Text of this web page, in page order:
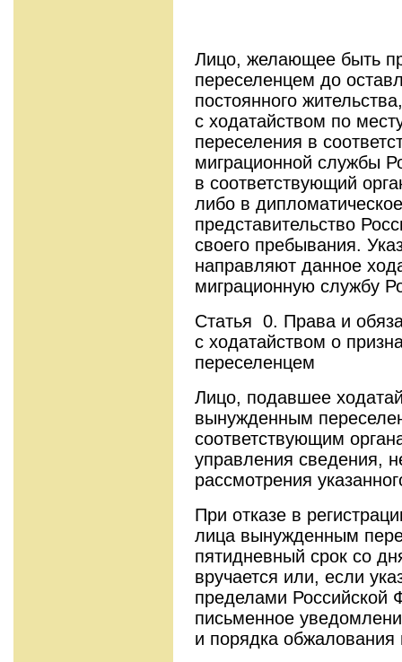
Лицо, желающее быть
переселенцем до
постоянного
с ходатайством по
переселения в
миграционной службы
в соответствующий
либо в
представительство
своего пребывания.
направляют данное
миграционную службу
Статья 0. Права и
с ходатайством о
переселенцем
Лицо, подавшее
вынужденным
соответствующим
управления сведения,
рассмотрения
При отказе в
лица вынужденным
пятидневный срок со
вручается или, если
пределами Российской
письменное
и порядка обжалования